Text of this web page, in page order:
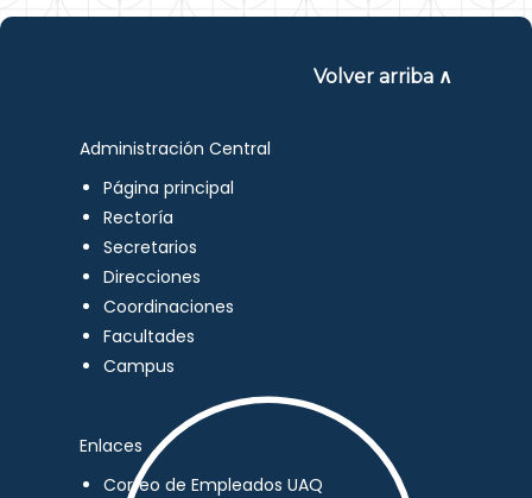
Volver arriba ∧
Administración Central
Página principal
Rectoría
Secretarios
Direcciones
Coordinaciones
Facultades
Campus
Enlaces
Correo de Empleados UAQ